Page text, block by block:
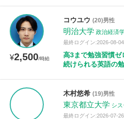
¥2,500/時給
コウユウ (20)男性
明治大学 政治経済
最終ログイン:2026-08-04
高3まで勉強習慣ゼ
続けられる英語の
木村悠希 (19)男性
東京都立大学 シ
最終ログイン:2026-07-26